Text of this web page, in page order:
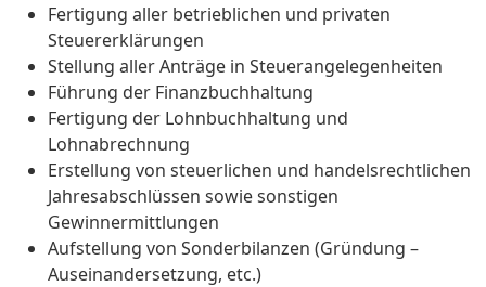
Fertigung aller betrieblichen und privaten
Steuererklärungen
Stellung aller Anträge in Steuerangelegenheiten
Führung der Finanzbuchhaltung
Fertigung der Lohnbuchhaltung und
Lohnabrechnung
Erstellung von steuerlichen und handelsrechtlichen
Jahresabschlüssen sowie sonstigen
Gewinnermittlungen
Aufstellung von Sonderbilanzen (Gründung –
Auseinandersetzung, etc.)